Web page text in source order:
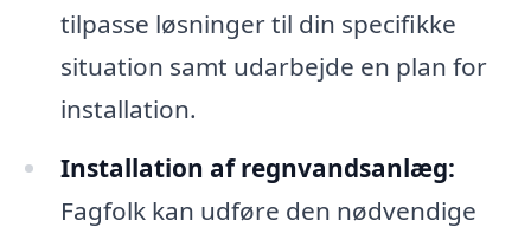
tilpasse løsninger til din specifikke
situation samt udarbejde en plan for
installation.
Installation af regnvandsanlæg:
Fagfolk kan udføre den nødvendige